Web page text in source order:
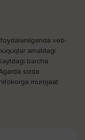
veb-
amaldagi
barcha
sizda
murojaat